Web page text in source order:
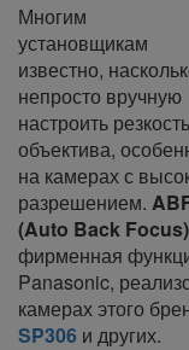
Многим
установщикам
известно,
непросто вручную
настроить резкость
объектива,
на камерах с
разрешением.
(Auto Back Focus)
фирменная
Panasonic,
камерах этого
SP306 и других.